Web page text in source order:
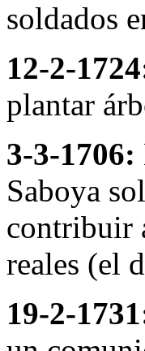
soldados
12-2-
plantar
3-3-1706:
Saboya
contribuir
reales (el
19-2-